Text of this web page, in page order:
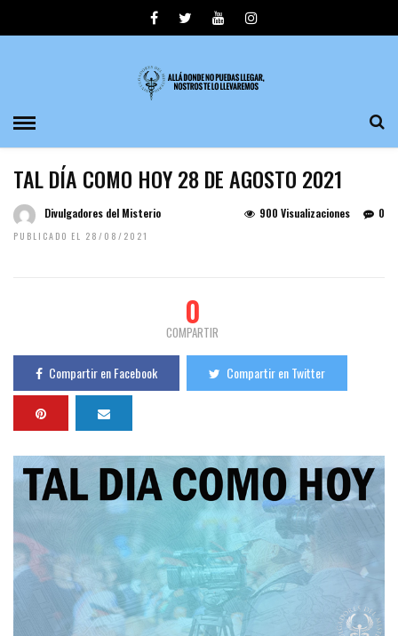
TAL DÍA COMO HOY 28 DE AGOSTO 2021
Divulgadores del Misterio
PUBLICADO EL 28/08/2021
0
900 Visualizaciones
0
COMPARTIR
Compartir en Facebook Compartir en Twitter